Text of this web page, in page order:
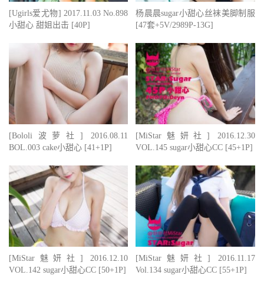
[Ugirls爱尤物] 2017.11.03 No.898
小甜心 甜姐出击 [40P]
杨晨晨sugar小甜心丝袜美脚制服
[47套+5V/2989P-13G]
[Bololi波萝社] 2016.08.11
BOL.003 cake小甜心 [41+1P]
[MiStar魅妍社] 2016.12.30
VOL.145 sugar小甜心CC [45+1P]
[MiStar魅妍社] 2016.12.10
VOL.142 sugar小甜心CC [50+1P]
[MiStar魅妍社] 2016.11.17
Vol.134 sugar小甜心CC [55+1P]